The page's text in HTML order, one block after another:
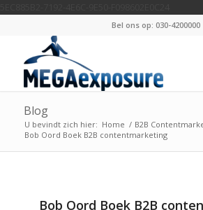
Bel ons op: 030-4200000
Blog
U bevindt zich hier: Home / B2B
Bob Oord Boek B2B contentmarketing
Bob Oord Boek B2B